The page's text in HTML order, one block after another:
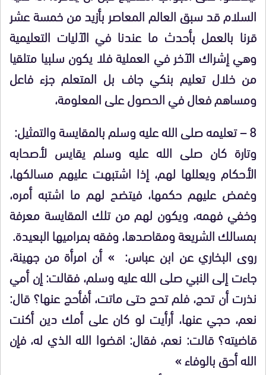
السلام قد سبق العالم المعاصر بأزيد من خمسة عشر
قرنا بالعمل بأحدث ما عندنا في الآليات التعليمية
وهي إشراك الآخر في العملية فلا يكون سلبيا متلقيا
من خلال تعليم بنكي جاف بل المتعلم جزء فاعل
ومساهم فعال في الحصول على المعلومة،
8 – تعليمه صلى الله عليه وسلم بالمقايسة والتمثيل:
وتارة كان صلى الله عليه وسلم يقايس لأصحابه
الأحكام ويعللها لهم، إذا اشتبهت عليهم مسالكها،
وغمض عليهم حكمها، فيتضح لهم ما اشتبه أمره،
وخفي فهمه، ويكون لهم من تلك المقايسة معرفة
بمسالك الشريعة ومقاصدها، وفقه بمراميها البعيدة.
روى البخاري عن ابن عباس: » أن امرأة من جهينة،
جاءت إلى النبي صلى الله عليه وسلم، فقالت: إن أمي
نذرت أن تحج، فلم تحج حتى ماتت، أفأحج عنها؟ قال:
نعم، حجي عنها، أرأيت لو كان على أمك دين أكنت
قاضيته؟ قالت: نعم، فقال: اقضوا الله الذي له، فإن
الله أحق بالوفاء »